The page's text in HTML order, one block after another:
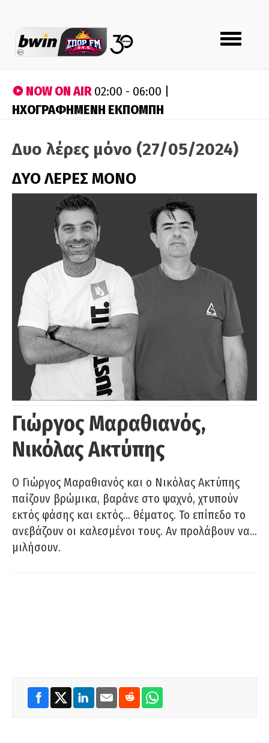
Toggle
navigation
NOW ON AIR02:00 - 06:00 |
ΗΧΟΓΡΑΦΗΜΕΝΗ ΕΚΠΟΜΠΗ
Δυο λέρες μόνο (27/05/2024)
ΔΥΟ ΛΕΡΕΣ ΜΟΝΟ
Γιώργος Μαραθιανός,
Νικόλας Ακτύπης
Ο Γιώργος Μαραθιανός και ο Νικόλας Ακτύπης
παίζουν βρώμικα, βαράνε στο ψαχνό, χτυπούν
εκτός φάσης και εκτός… θέματος. Το επίπεδο το
ανεβάζουν οι καλεσμένοι τους. Αν προλάβουν να…
μιλήσουν.